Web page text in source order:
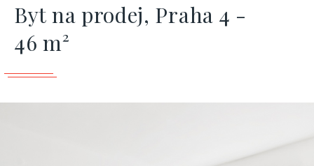
Byt na prodej, Praha 4 -
46 m²